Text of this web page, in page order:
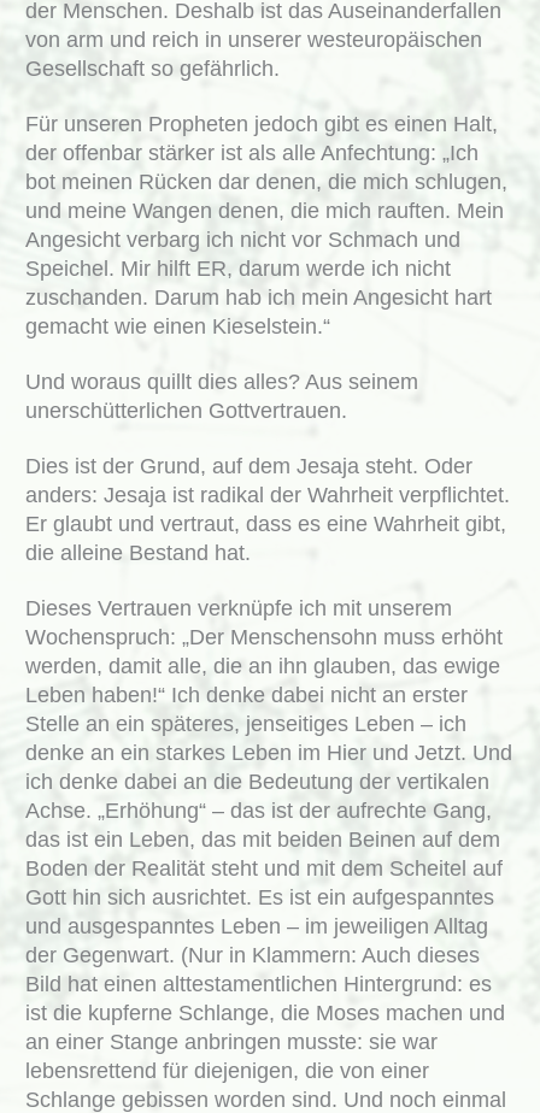
der Menschen. Deshalb ist das Auseinanderfallen
von arm und reich in unserer westeuropäischen
Gesellschaft so gefährlich.
Für unseren Propheten jedoch gibt es einen Halt,
der offenbar stärker ist als alle Anfechtung: „Ich
bot meinen Rücken dar denen, die mich schlugen,
und meine Wangen denen, die mich rauften. Mein
Angesicht verbarg ich nicht vor Schmach und
Speichel. Mir hilft ER, darum werde ich nicht
zuschanden. Darum hab ich mein Angesicht hart
gemacht wie einen Kieselstein.“
Und woraus quillt dies alles? Aus seinem
unerschütterlichen Gottvertrauen.
Dies ist der Grund, auf dem Jesaja steht. Oder
anders: Jesaja ist radikal der Wahrheit verpflichtet.
Er glaubt und vertraut, dass es eine Wahrheit gibt,
die alleine Bestand hat.
Dieses Vertrauen verknüpfe ich mit unserem
Wochenspruch: „Der Menschensohn muss erhöht
werden, damit alle, die an ihn glauben, das ewige
Leben haben!“ Ich denke dabei nicht an erster
Stelle an ein späteres, jenseitiges Leben – ich
denke an ein starkes Leben im Hier und Jetzt. Und
ich denke dabei an die Bedeutung der vertikalen
Achse. „Erhöhung“ – das ist der aufrechte Gang,
das ist ein Leben, das mit beiden Beinen auf dem
Boden der Realität steht und mit dem Scheitel auf
Gott hin sich ausrichtet. Es ist ein aufgespanntes
und ausgespanntes Leben – im jeweiligen Alltag
der Gegenwart. (Nur in Klammern: Auch dieses
Bild hat einen alttestamentlichen Hintergrund: es
ist die kupferne Schlange, die Moses machen und
an einer Stange anbringen musste: sie war
lebensrettend für diejenigen, die von einer
Schlange gebissen worden sind. Und noch einmal